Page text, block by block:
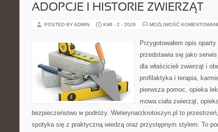
ADOPCJE I HISTORIE ZWIERZĄT
POSTED BY ADMIN KWI - 2 - 2026 MOŻLIWOŚĆ
Przygotowałem opis
przedstawia się jako
dla właścicieli zwierząt i
profilaktyka i terapia,
pierwsza pomoc, opieka
mowa ciała zwierząt,
bezpieczeństwo w podróży. Weterynarzkrotoszyn.pl to
spotyka się z praktyczną wiedzą oraz przystępnym stylem. To